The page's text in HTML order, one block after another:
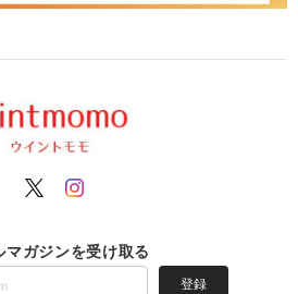
マガジンを受け取る
登録